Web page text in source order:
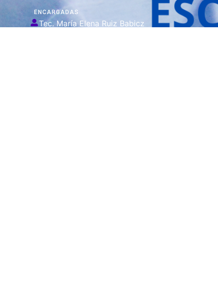
ENCARGADAS
Tec. María Elena Ruiz Babicz